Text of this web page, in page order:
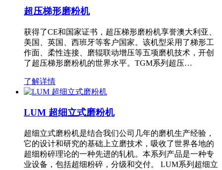
超压梯形磨粉机
获得了CE和国家证书，超压梯形磨粉机享誉澳大利亚、
美国、英国、西班牙等客户国家。该机型采用了梯形工
作面、柔性连接、磨辊联动增压等五项磨机技术，开创
了超压梯形磨粉机的世界水平。TGM系列超压…
了解详情
LUM 超细立式磨粉机
超细立式磨粉机是结合我们公司几年的磨机生产经验，
它的设计和研究的基础上立磨技术，吸收了世界各地的
超细粉碎理论的一种先进的轧机。本系列产品是一种专
业设备，包括超细粉碎，分级和交付。 LUM系列超细立